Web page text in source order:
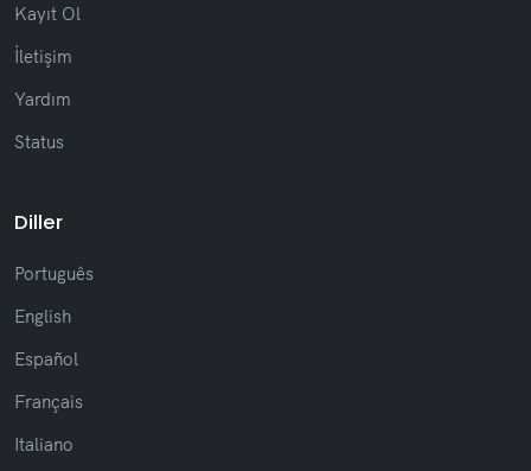
Kayıt Ol
İletişim
Yardım
Status
Diller
Português
English
Español
Français
Italiano